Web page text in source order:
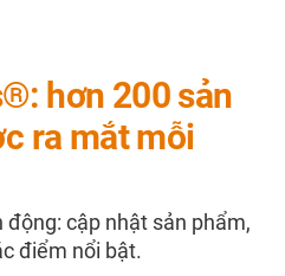
hơn 200 sản
ra mắt mỗi
động: cập nhật sản phẩm,
điểm nổi bật.